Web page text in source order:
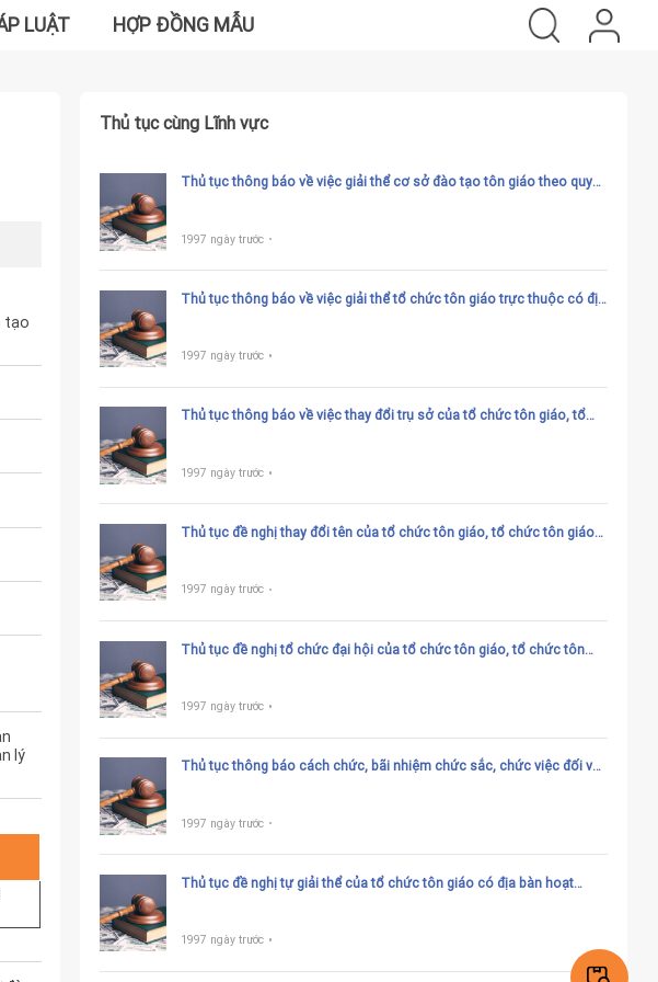
LUẬT HỢP ĐỒNG MẪU
tạo
lý
Thủ tục cùng Lĩnh vực
Thủ tục thông báo về việc giải thể cơ sở đào tạo tôn giáo theo quyết
1997 ngày trước
Thủ tục thông báo về việc giải thể tổ chức tôn giáo trực thuộc có địa
1997 ngày trước
Thủ tục thông báo về việc thay đổi trụ sở của tổ chức tôn giáo, tổ
1997 ngày trước
Thủ tục đề nghị thay đổi tên của tổ chức tôn giáo, tổ chức tôn giáo
1997 ngày trước
Thủ tục đề nghị tổ chức đại hội của tổ chức tôn giáo, tổ chức tôn
1997 ngày trước
Thủ tục thông báo cách chức, bãi nhiệm chức sắc, chức việc đối với
1997 ngày trước
Thủ tục đề nghị tự giải thể của tổ chức tôn giáo có địa bàn hoạt
1997 ngày trước